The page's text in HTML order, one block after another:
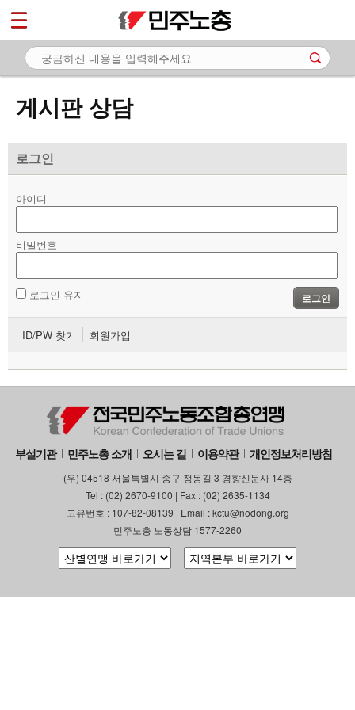
게시판 상담
로그인
아이디
비밀번호
로그인 유지 로그인
ID/PW 찾기 회원가입
부설기관 민주노총 소개 오시는 길 이용약관 개인정보처리방침
(우) 04518 서울특별시 중구 정동길 3 경향신문사 14층
Tel : (02) 2670-9100 | Fax : (02) 2635-1134
고유번호 : 107-82-08139 | Email : kctu@nodong.org
민주노총 노동상담 1577-2260
마이페이지
소개
노동상담
- 게시판 상담
- 바로보기
- 찾아보기
- 전국 노동상담소 안내
자료
부설기관